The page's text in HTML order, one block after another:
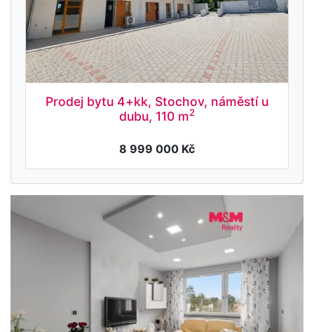
Prodej bytu 4+kk, Stochov, náměstí u
dubu, 110 m2
8 999 000 Kč